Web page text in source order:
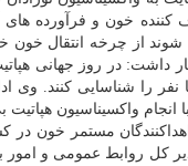
خون و فرآورده های
داشت: در روز
نفر را شناسایی کنند.
در اهداکنندگان
روابط عمومی و امور